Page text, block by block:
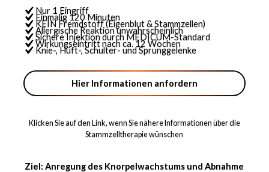
Nur 1 Eingriff
Einmalig 120 Minuten
KEIN Fremdstoff (Eigenblut & Stammzellen)
Allergische Reaktion unwahrscheinlich
Sichere Injektion durch MEDICUM-Standard
Wirkungseintritt nach ca. 12 Wochen
Knie-, Hüft-, Schulter- und Sprunggelenke
Hier Informationen anfordern
Klicken Sie auf den Link, wenn Sie nähere Informationen über die
Stammzelltherapie wünschen
Ziel: Anregung des Knorpelwachstums und Abnahme